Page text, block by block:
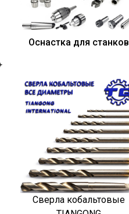
Оснастка для станков
Сверла кобальтовые